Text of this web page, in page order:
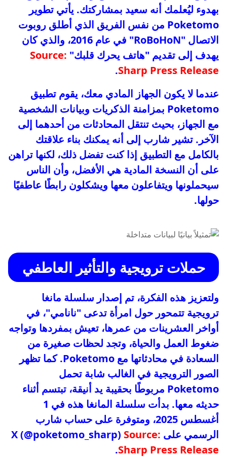
بهدوء ليُعلمك أنه سعيد بمشاركتك. يأتي تطوير
Poketomo من نفس الفريق الذي أطلق روبوت
الاتصال "RoBoHoN" في عام 2016، والذي كان
يهدف إلى تقديم "هاتف يحرك قلبك" Source:
Sharp Press Release
.
عندما لا يكون الجهاز المادي معك، يقوم تطبيق
Poketomo بمزامنة الذكريات وبيانات الشخصية
مع الجهاز، بحيث تنتقل المحادثات من أحدهما إلى
الآخر. تشير شارب إلى أنه يمكنك بناء علاقتك
بالكامل مع التطبيق إذا كنت تفضل ذلك، لكنها تراهن
على أن النسخة المادية هي الأفضل، وأن الناس
سيحملونها ويتفاعلون معها ويشكلون رابطًا عاطفيًا
حولها.
حملات ترويجية والتأثير العاطفي
ولتعزيز هذه الفكرة، تم إصدار سلسلة مانغا
ترويجية تتمحور حول امرأة تدعى "نانامي"، في
أواخر العشرينات من عمرها، تعيش بمفردها وتواجه
ضغوط العمل والحياة، وتجد لحظات صغيرة من
السعادة في محادثاتها مع Poketomo. كما تظهر
الصور الترويجية في الغالب شابة تحمل
Poketomo مربوطًا بحقيبة يد أنيقة، تبتسم أثناء
حديثه معها. بدأت سلسلة المانغا هذه في 1
أغسطس 2025، ومتوفرة على حساب شارب
الرسمي على X (@poketomo_sharp) Source:
Sharp Press Release
.